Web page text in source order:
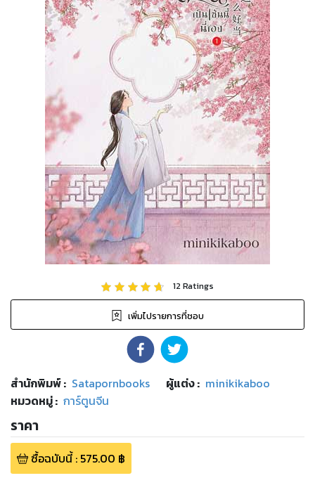
12Ratings
เพิ่มไปรายการที่ชอบ
สำนักพิมพ์: Satapornbooks ผู้แต่ง : minikikaboo
หมวดหมู่: การ์ตูนจีน
ราคา
ซื้อฉบับนี้: 575.00 ฿